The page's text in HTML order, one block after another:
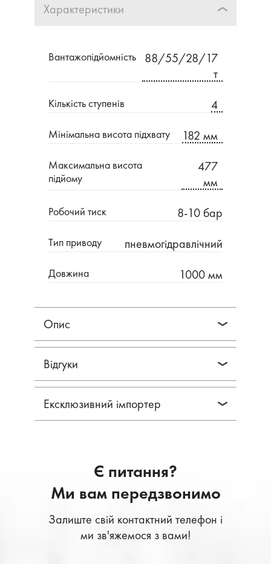
Характеристики
Вантажопідйомність
88/55/28/17
т
Кількість ступенів 4
Мінімальна висота підхвату 182 мм
Максимальна висота
підйому
477
мм
Робочий тиск 8-10 бар
Tип пpивoду пнeвмoгідpaвлічний
Довжина 1000 мм
Опис
Відгуки
Ексклюзивний імпортер
Є питання?
Ми вам передзвонимо
Залиште свій контактний телефон і
ми зв'яжемося з вами!